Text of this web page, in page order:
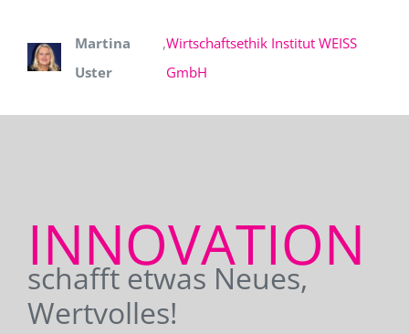
Martina
Uster
,Wirtschaftsethik Institut WEISS
GmbH
INNOVATION
schafft etwas Neues,
Wertvolles!